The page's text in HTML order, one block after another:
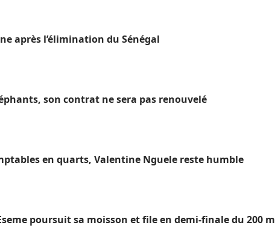
après l’élimination du Sénégal
son contrat ne sera pas renouvelé
en quarts, Valentine Nguele reste humble
poursuit sa moisson et file en demi-finale du 200 m